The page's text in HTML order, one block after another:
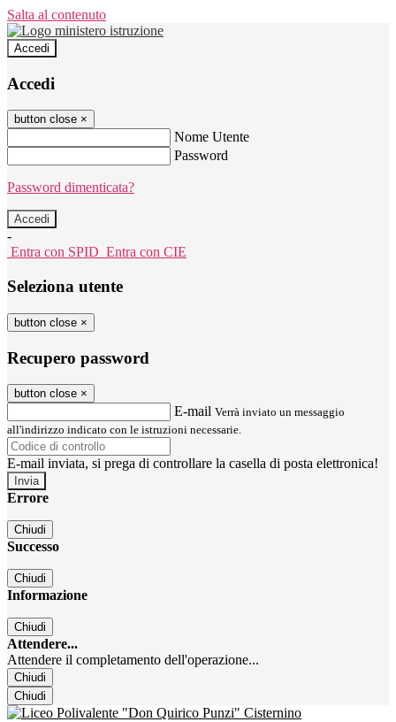
Salta al contenuto
Accedi
Accedi
button close ×
Nome Utente
Password
Password dimenticata?
-
Entra con SPID Entra con CIE
Seleziona utente
button close ×
Recupero password
button close ×
E-mail Verrà inviato un messaggio
all'indirizzo indicato con le istruzioni necessarie.
E-mail inviata, si prega di controllare la casella di posta elettronica!
Errore
Chiudi
Successo
Chiudi
Informazione
Chiudi
Attendere...
Attendere il completamento dell'operazione...
Chiudi
Chiudi